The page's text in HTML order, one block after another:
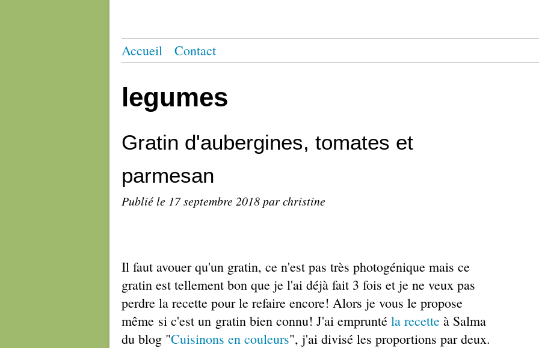
Accueil Contact
legumes
Gratin d'aubergines, tomates et
parmesan
Publié le 17 septembre 2018par christine
Il faut avouer qu'un gratin, ce n'est pas très photogénique mais ce
gratin est tellement bon que je l'ai déjà fait 3 fois et je ne veux pas
perdre la recette pour le refaire encore! Alors je vous le propose
même si c'est un gratin bien connu! J'ai emprunté la recette à Salma
du blog "Cuisinons en couleurs", j'ai divisé les proportions par deux.